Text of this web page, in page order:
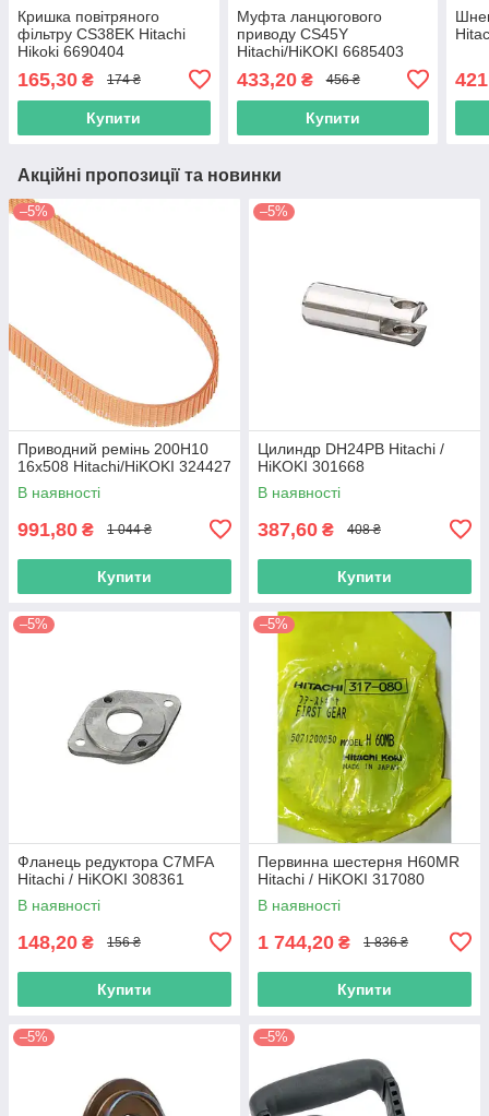
Кришка повітряного
фільтру CS38EK Hitachi
Hikoki 6690404
165,30 ₴ 174 ₴
Купити
Муфта ланцюгового
приводу CS45Y
Hitachi/HiKOKI 6685403
433,20₴ 456 ₴
Купити
Акційні пропозиції та новинки
–5%
Приводний ремінь 200Н10
16х508 Hitachi/HiKOKI 324427
В наявності
991,80 ₴ 1 044 ₴
Купити
–5%
Цилиндр DH24PB Hitachi /
HiKOKI 301668
В наявності
387,60 ₴ 408 ₴
Купити
–5%
Фланець редуктора C7MFA
Hitachi / HiKOKI 308361
В наявності
148,20 ₴ 156 ₴
Купити
–5%
Первинна шестерня H60MR
Hitachi / HiKOKI 317080
В наявності
1 744,20 ₴ 1 836 ₴
Купити
–5% –5%